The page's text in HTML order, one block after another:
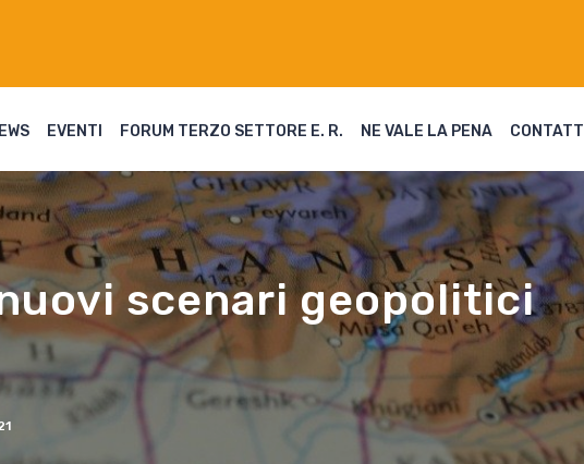
EVENTI FORUM TERZO SETTORE E. R. NE VALE LA PENA CONTATTI
scenari geopolitici